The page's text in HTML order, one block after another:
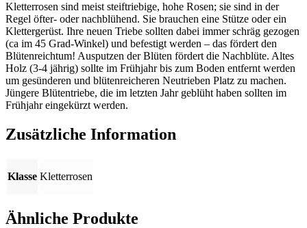
Kletterrosen sind meist steiftriebige, hohe Rosen; sie sind in der
Regel öfter- oder nachblühend. Sie brauchen eine Stütze oder ein
Klettergerüst. Ihre neuen Triebe sollten dabei immer schräg gezogen
(ca im 45 Grad-Winkel) und befestigt werden – das fördert den
Blütenreichtum! Ausputzen der Blüten fördert die Nachblüte. Altes
Holz (3-4 jährig) sollte im Frühjahr bis zum Boden entfernt werden
um gesünderen und blütenreicheren Neutrieben Platz zu machen.
Jüngere Blütentriebe, die im letzten Jahr geblüht haben sollten im
Frühjahr eingekürzt werden.
Zusätzliche Information
Klasse Kletterrosen
Ähnliche Produkte